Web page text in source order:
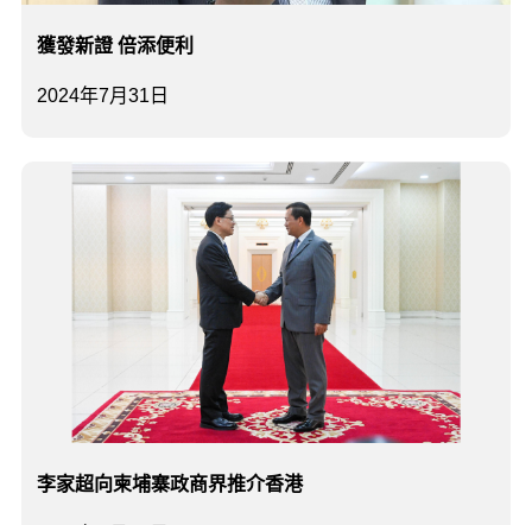
2024年7月31日
獲發新證 倍添便利
李家超向柬埔寨政商界推介香港